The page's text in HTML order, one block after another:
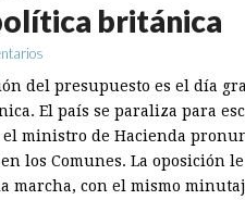
británica
del presupuesto es el día
El país se paraliza para
ministro de Hacienda
los Comunes. La oposición
marcha, con el mismo